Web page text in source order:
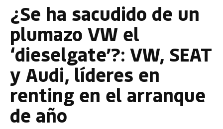
¿Se ha sacudido de un
plumazo VW el
‘dieselgate’?: VW, SEAT
y Audi, líderes en
renting en el arranque
de año